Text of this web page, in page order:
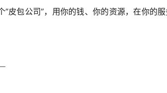
皮包公司”，用你的钱、你的资源，在你的